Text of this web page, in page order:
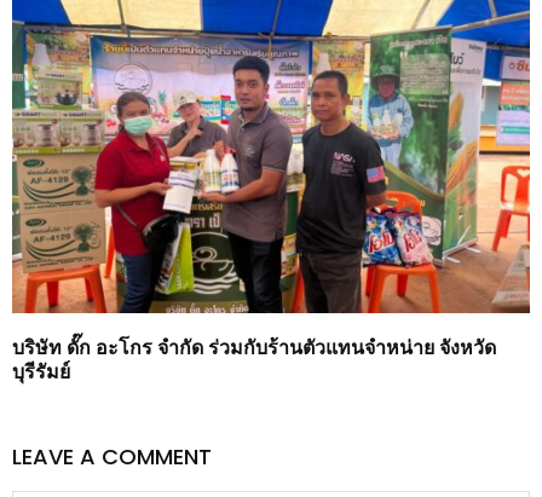
บริษัท ดั๊ก อะโกร จำกัด ร่วมกับร้านตัวแทนจำหน่าย จังหวัด
บุรีรัมย์
LEAVE A COMMENT